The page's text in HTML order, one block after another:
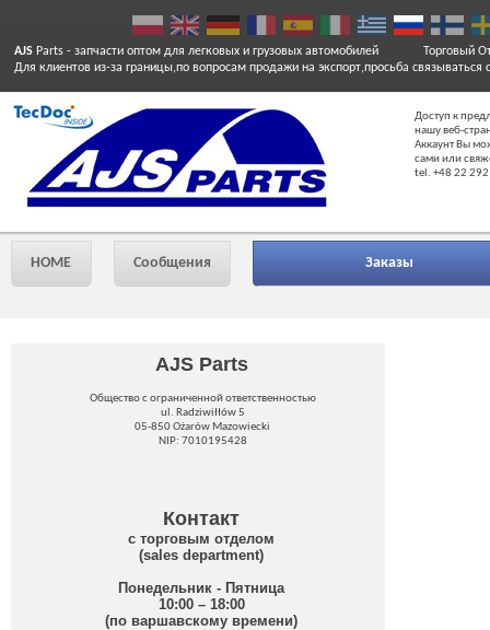
AJS Parts - запчасти оптом для легковых и грузовых автомобилей
Для клиентов из-за границы,по вопросам продажи на экспорт,просьба связываться
Торговый
Доступ к
нашу веб-
Аккаунт Вы
сами или
tel. +48 22
HOME Сообщения Заказы
AJS Parts
Общество с ограниченной ответственностью
ul. Radziwiłłów 5
05-850 Ożarów Mazowiecki
NIP: 7010195428
Контакт
с торговым отделом
(sales department)
Понедельник - Пятница
10:00 – 18:00
(по варшавскому времени)